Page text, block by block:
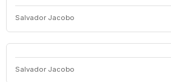
Salvador Jacobo
Salvador Jacobo